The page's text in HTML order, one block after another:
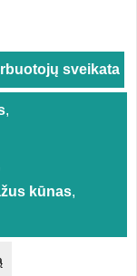
sveikata
,
kūnas,